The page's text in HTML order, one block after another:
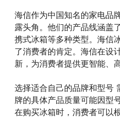
海信作为中国知名的家电品
露头角。他们的产品线涵盖
携式冰箱等多种类型。海信
了消费者的肯定。海信在设
新，为消费者提供更智能、
选择适合自己的品牌和型号
牌的具体产品质量可能因型
在购买冰箱时，消费者可以